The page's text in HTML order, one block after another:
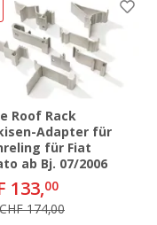
Roof Rack
Adapter für
für Fiat
ab Bj. 07/2006
133,00
CHF 174,00